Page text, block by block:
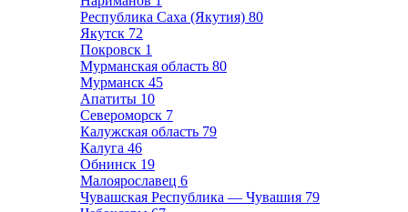
Республика Саха (Якутия) 80
Якутск 72
Покровск 1
Мурманская область 80
Мурманск 45
Апатиты 10
Североморск 7
Калужская область 79
Калуга 46
Обнинск 19
Малоярославец 6
Чувашская Республика — Чувашия 79